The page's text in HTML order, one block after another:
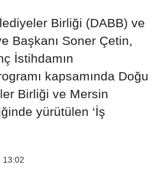
Birliği (DABB) ve
Başkanı Soner Çetin,
İstihdamın
kapsamında Doğu
Birliği ve Mersin
yürütülen ‘İş
13:02